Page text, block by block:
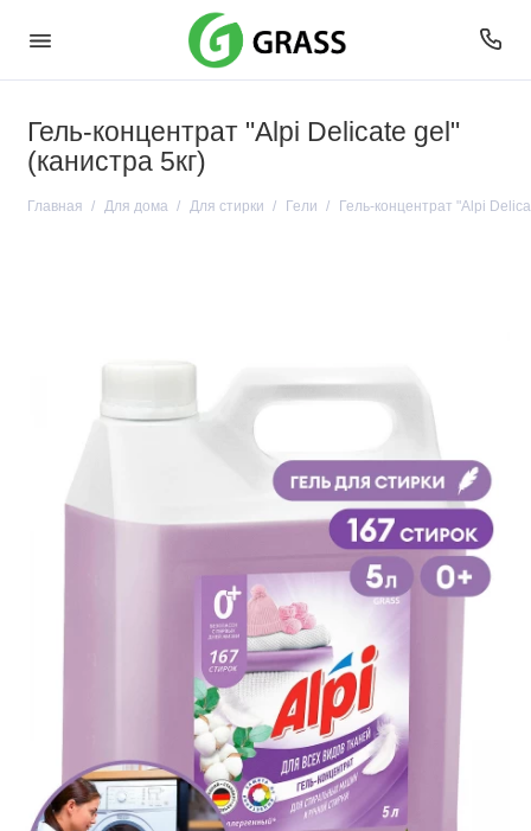
Гель-концентрат "Alpi Delicate gel"
(канистра 5кг)
Главная Для дома Для стирки Гели Гель-концентрат "Alpi